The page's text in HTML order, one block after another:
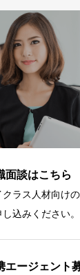
面談はこちら
クラス人材向け
し込みください。
エージェント